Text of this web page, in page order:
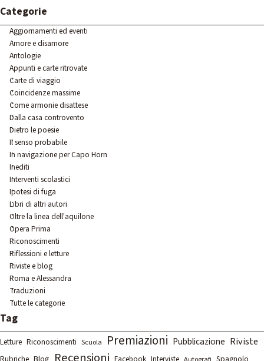
Salta blocco Categorie
Categorie
Aggiornamenti ed eventi
Amore e disamore
Antologie
Appunti e carte ritrovate
Carte di viaggio
Coincidenze massime
Come armonie disattese
Dalla casa controvento
Dietro le poesie
Il senso probabile
In navigazione per Capo Horn
Inediti
Interventi scolastici
Ipotesi di fuga
Libri di altri autori
Oltre la linea dell'aquilone
Opera Prima
Riconoscimenti
Riflessioni e letture
Riviste e blog
Roma e Alessandra
Traduzioni
Tutte le categorie
Salta blocco Tag
Tag
Letture Riconoscimenti Scuola Premiazioni Pubblicazione Riviste